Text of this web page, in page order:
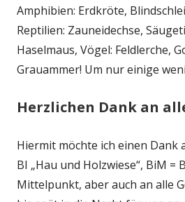
Amphibien: Erdkröte,
Reptilien: Zauneidechse,
Haselmaus, Vögel: Feldlerche,
Grauammer! Um nur einige
Herzlichen Dank an
Hiermit möchte ich einen Dank
BI „Hau und Holzwiese“, BiM =
Mittelpunkt, aber auch an alle